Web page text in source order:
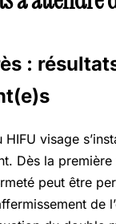
:
visage
Dès la première
peut être
de